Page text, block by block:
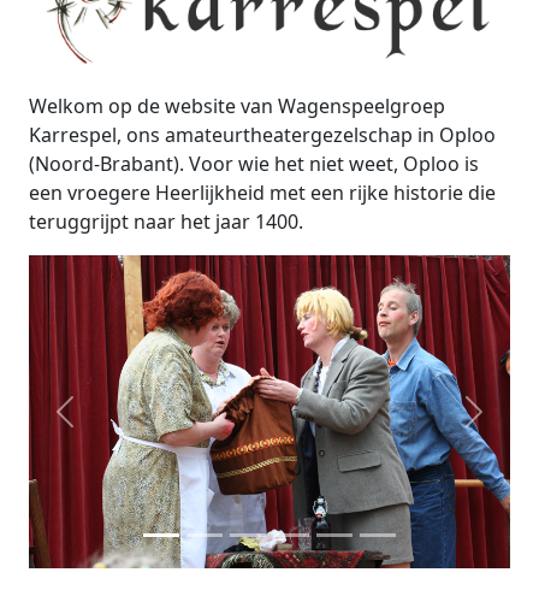
Welkom op de website van Wagenspeelgroep
Karrespel, ons amateurtheatergezelschap in Oploo
(Noord-Brabant). Voor wie het niet weet, Oploo is
een vroegere Heerlijkheid met een rijke historie die
teruggrijpt naar het jaar 1400.
Vorige